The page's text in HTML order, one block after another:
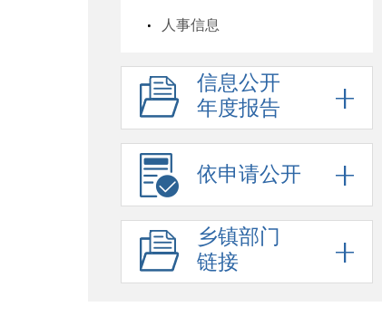
人事信息
行政处罚
基层政务公开目录
六稳六保
行政事业性收费
政府采购
信息公开
年度报告
依申请公开
乡镇部门
链接